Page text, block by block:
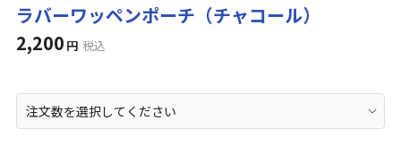
ラバーワッペンポーチ（チャコール）
2,200 円 税込